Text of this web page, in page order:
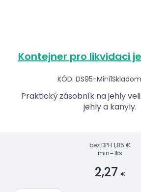
Kontejner pro likvidaci
KÓD: DS95-Mini1
Praktický zásobník na jehly
jehly a kanyly.
bez DPH 1,85 €
min=1ks
2,27 €